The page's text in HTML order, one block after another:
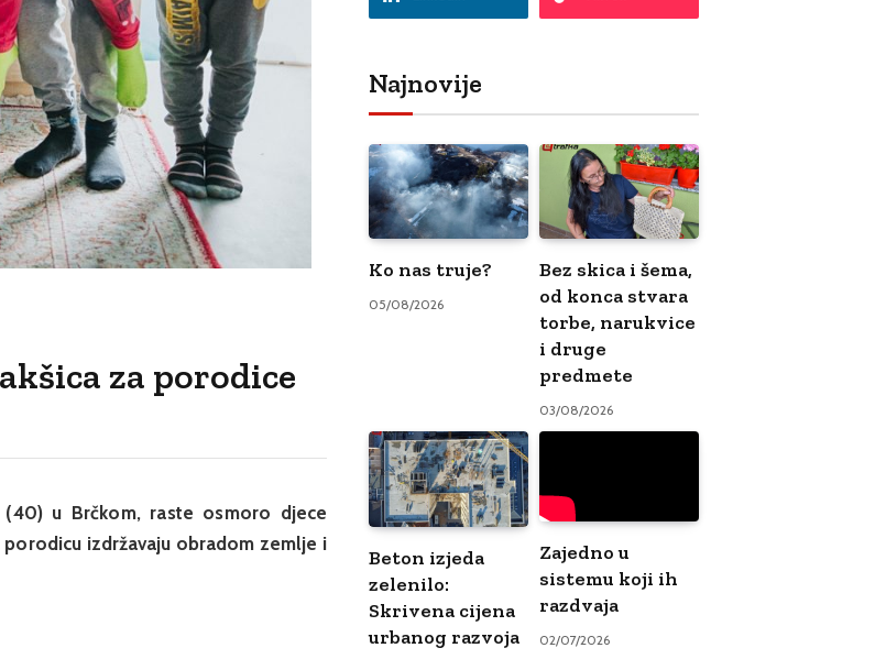
za porodice
u Brčkom, raste osmoro djece
izdržavaju obradom zemlje i
Najnovije
Ko nas truje?
05/08/2026
Bez skica i šema,
od konca stvara
torbe, narukvice
i druge
predmete
03/08/2026
Beton izjeda
zelenilo:
Skrivena cijena
urbanog razvoja
Zajedno u
sistemu koji ih
razdvaja
02/07/2026